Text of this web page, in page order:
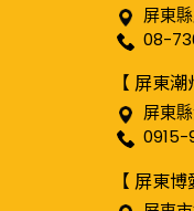
屏東
08-
【 屏東潮
屏東
0915-
【 屏東博